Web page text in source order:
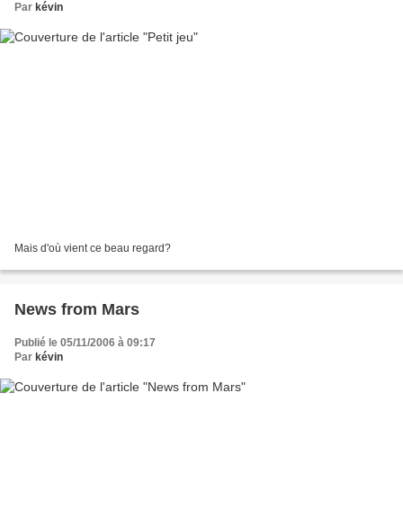
Par kévin
Mais d'où vient ce beau regard?
News from Mars
Publié le 05/11/2006 à 09:17
Par kévin